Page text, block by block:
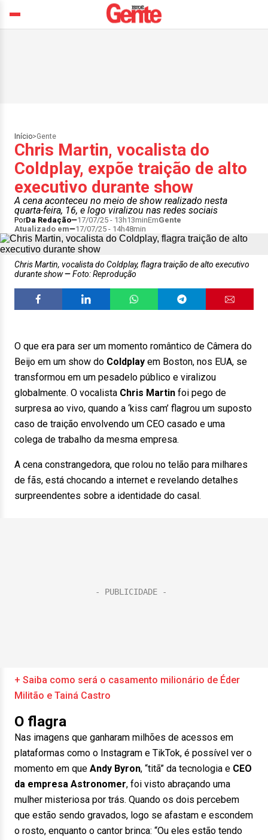
Início>Gente
Chris Martin, vocalista do
Coldplay, expõe traição de alto
executivo durante show
A cena aconteceu no meio de show realizado nesta
quarta-feira, 16, e logo viralizou nas redes sociais
PorDa Redação 17/07/25 - 13h13minEmGente
Atualizado em
17/07/25 - 14h48min
Chris Martin, vocalista do Coldplay, flagra traição de alto executivo
durante show
Foto: Reprodução
O que era para ser um momento romântico de Câmera do
Beijo em um show do Coldplay em Boston, nos EUA, se
transformou em um pesadelo público e viralizou
globalmente. O vocalista Chris Martin foi pego de
surpresa ao vivo, quando a ‘kiss cam’ flagrou um suposto
caso de traição envolvendo um CEO casado e uma
colega de trabalho da mesma empresa.
A cena constrangedora, que rolou no telão para milhares
de fãs, está chocando a internet e revelando detalhes
surpreendentes sobre a identidade do casal.
+ Saiba como será o casamento milionário de Éder
Militão e Tainá Castro
O flagra
Nas imagens que ganharam milhões de acessos em
plataformas como o Instagram e TikTok, é possível ver o
momento em que Andy Byron, “titã” da tecnologia e CEO
da empresa Astronomer, foi visto abraçando uma
mulher misteriosa por trás. Quando os dois percebem
que estão sendo gravados, logo se afastam e escondem
o rosto, enquanto o cantor brinca: “Ou eles estão tendo